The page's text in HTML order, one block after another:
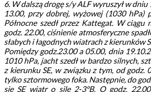
6. W dalszą drogę s/y ALF wyruszył w dniu
13.00, przy dobrej, wyżowej (1030 hPa)
Północne szedł przez Kattegat. W ciągu
godz. 22.00, ciśnienie atmosferyczne
słabych i łagodnych wiatrach z kierunków
Pomiędzy godz.23.00 a 05.00, dnia
1010 hPa, jacht szedł w bardzo silnych,
z kierunku SE, w związku z tym, od godz.
tylko sztormowego foka. Następnie, do
się SE wiatr o sile 2-3°B. O godz.